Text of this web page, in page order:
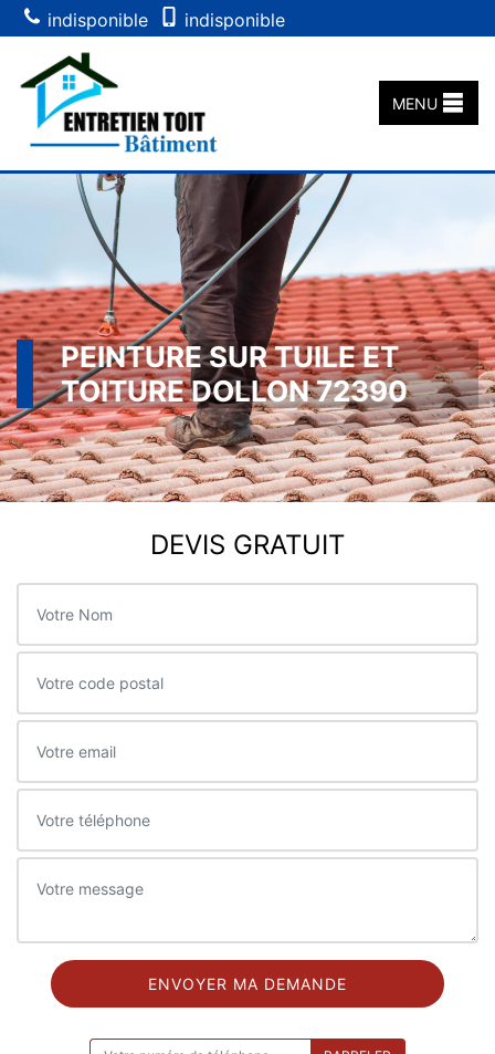
indisponible indisponible
MENU
PEINTURE SUR TUILE ET
TOITURE DOLLON 72390
DEVIS GRATUIT